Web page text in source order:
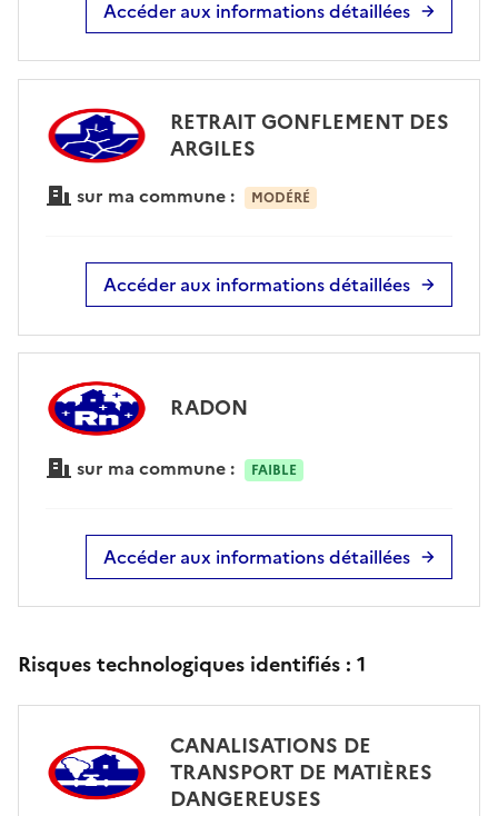
Accéder aux informations détaillées
RETRAIT GONFLEMENT DES
ARGILES
sur ma commune : MODÉRÉ
Accéder aux informations détaillées
RADON
sur ma commune : FAIBLE
Accéder aux informations détaillées
Risques technologiques identifiés : 1
CANALISATIONS DE
TRANSPORT DE MATIÈRES
DANGEREUSES